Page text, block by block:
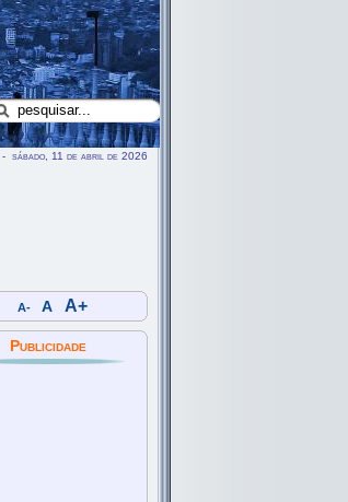
- sábado, 11 de abril de 2026
A- A A+
Publicidade